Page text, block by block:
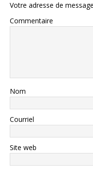
Votre adresse de
Commentaire
Nom
Courriel
Site web